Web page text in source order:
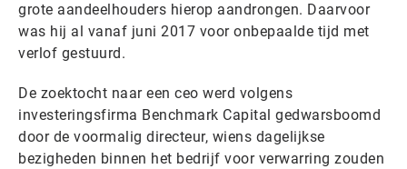
grote aandeelhouders hierop aandrongen. Daarvoor
was hij al vanaf juni 2017 voor onbepaalde tijd met
verlof gestuurd.
De zoektocht naar een ceo werd volgens
investeringsfirma Benchmark Capital gedwarsboomd
door de voormalig directeur, wiens dagelijkse
bezigheden binnen het bedrijf voor verwarring zouden